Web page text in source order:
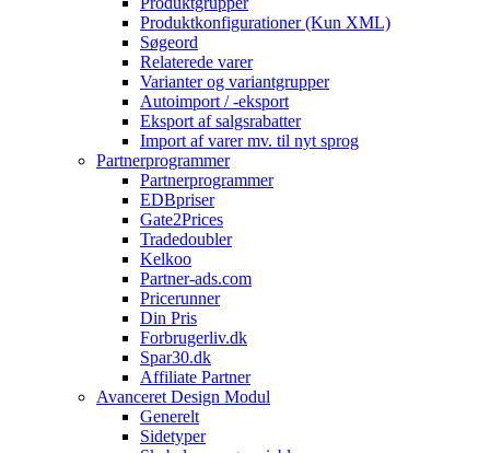
Produktkonfigurationer (Kun XML)
Søgeord
Relaterede varer
Varianter og variantgrupper
Autoimport / -eksport
Eksport af salgsrabatter
Import af varer mv. til nyt sprog
Partnerprogrammer
Partnerprogrammer
EDBpriser
Gate2Prices
Tradedoubler
Kelkoo
Partner-ads.com
Pricerunner
Din Pris
Forbrugerliv.dk
Spar30.dk
Affiliate Partner
Avanceret Design Modul
Generelt
Sidetyper